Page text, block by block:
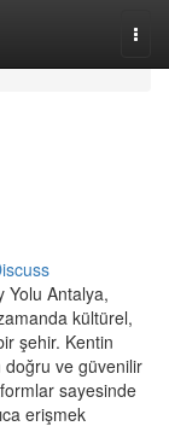
Yolu Antalya,
kültürel,
şehir. Kentin
doğru ve güvenilir
sayesinde
erişmek